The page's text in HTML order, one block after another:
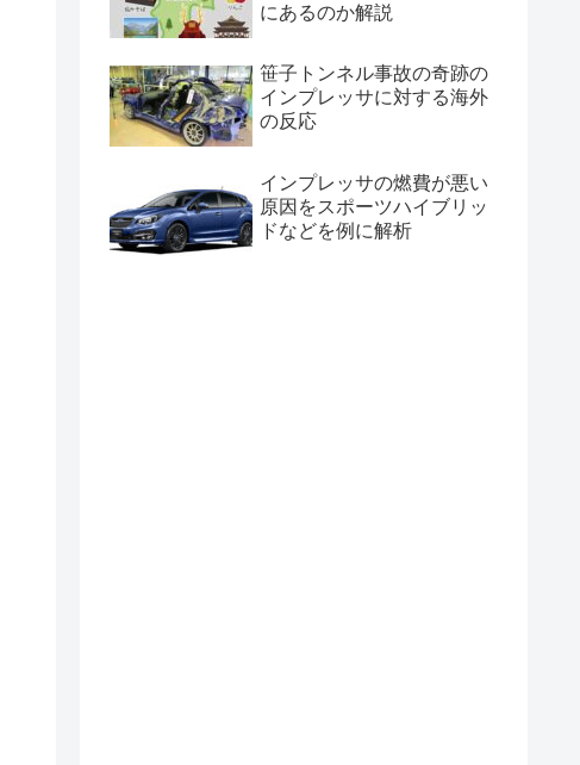
にあるのか解説
笹子トンネル事故の奇跡の
インプレッサに対する海外
の反応
インプレッサの燃費が悪い
原因をスポーツハイブリッ
ドなどを例に解析